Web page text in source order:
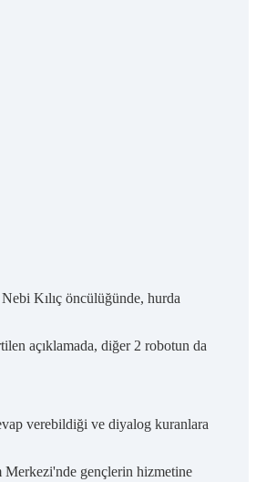
Kılıç öncülüğünde, hurda
açıklamada, diğer 2 robotun da
verebildiği ve diyalog kuranlara
gençlerin hizmetine